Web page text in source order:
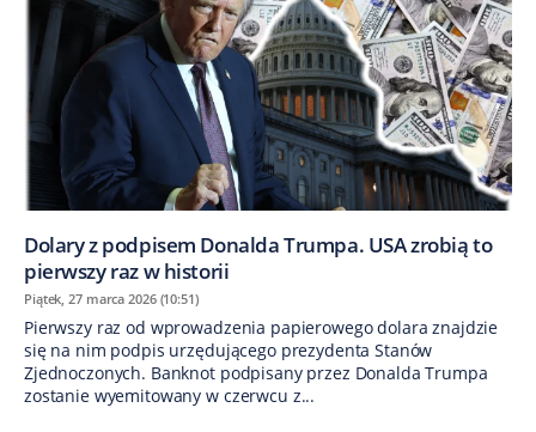
Dolary z podpisem Donalda Trumpa. USA zrobią to
pierwszy raz w historii
Piątek, 27 marca 2026 (10:51)
Pierwszy raz od wprowadzenia papierowego dolara znajdzie
się na nim podpis urzędującego prezydenta Stanów
Zjednoczonych. Banknot podpisany przez Donalda Trumpa
zostanie wyemitowany w czerwcu z...